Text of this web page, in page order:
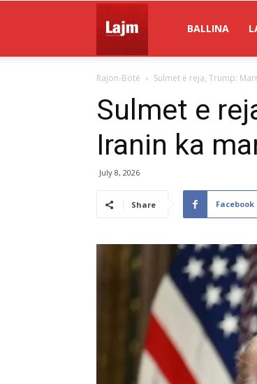
Lajm
BALLINA
Rajon-Botë Sulmet e reja, Trump:
Sulmet e
Iranin ka
July 8, 2026
Share Facebook